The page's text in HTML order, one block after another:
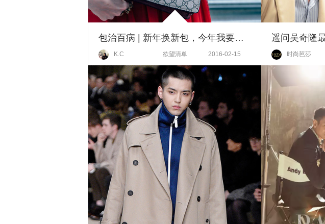
包治百病 | 新年换新包，今年我要靠它讨个“好彩头”！
K.C 欲望清单 2016-02-15 时尚芭莎